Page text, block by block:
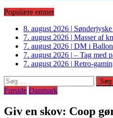
Populære emner
8. august 2026 |
7. august 2026 | Masser af
7. august 2026 | DM i
7. august 2026 | – Tag med
7. august 2026 | Retro-
Søg
efter:
Forside Danmark
Giv en skov: Coop